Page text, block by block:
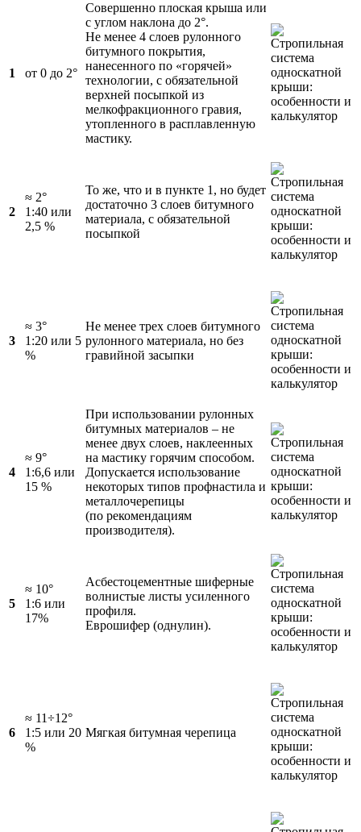
1 от 0 до 2°
Совершенно плоская крыша или
с углом наклона до 2°.
Не менее 4 слоев рулонного
битумного покрытия,
нанесенного по «горячей»
технологии, с обязательной
верхней посыпкой из
мелкофракционного гравия,
утопленного в расплавленную
мастику.
2
≈ 2°
1:40 или
2,5 %
То же, что и в пункте 1, но будет
достаточно 3 слоев битумного
материала, с обязательной
посыпкой
3
≈ 3°
1:20 или 5
%
Не менее трех слоев битумного
рулонного материала, но без
гравийной засыпки
4
≈ 9°
1:6,6 или
15 %
При использовании рулонных
битумных материалов – не
менее двух слоев, наклеенных
на мастику горячим способом.
Допускается использование
некоторых типов профнастила и
металлочерепицы
(по рекомендациям
производителя).
5
≈ 10°
1:6 или
17%
Асбестоцементные шиферные
волнистые листы усиленного
профиля.
Еврошифер (однулин).
6
≈ 11÷12°
1:5 или 20
%
Мягкая битумная черепица